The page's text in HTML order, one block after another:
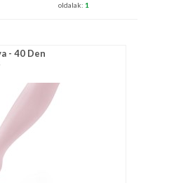
oldalak: 1
- 40 Den